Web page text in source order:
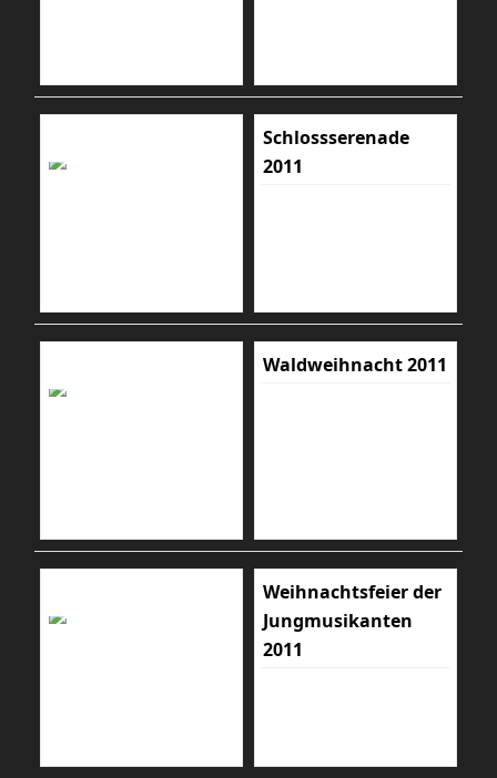
Schlossserenade
2011
Waldweihnacht 2011
Weihnachtsfeier der
Jungmusikanten
2011